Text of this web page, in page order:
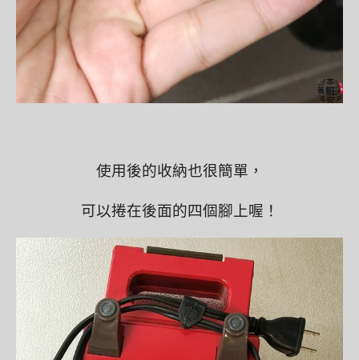
使用後的收納也很簡單，
可以捲在後面的四個腳上喔！